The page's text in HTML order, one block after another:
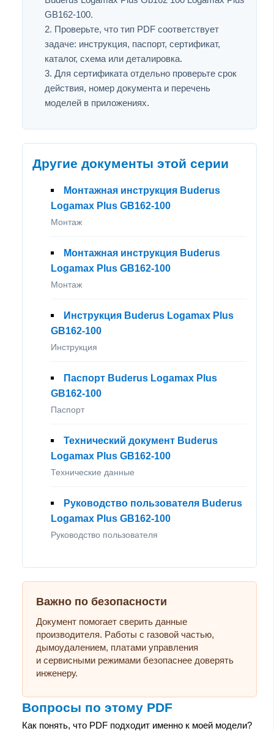
GB162-100.
Проверьте, что тип PDF соответствует
задаче: инструкция, паспорт, сертификат,
каталог, схема или деталировка.
Для сертификата отдельно проверьте срок
действия, номер документа и перечень
моделей в приложениях.
Другие документы этой серии
Монтажная инструкция Buderus
Logamax Plus GB162-100
Монтаж
Монтажная инструкция Buderus
Logamax Plus GB162-100
Монтаж
Инструкция Buderus Logamax Plus
GB162-100
Инструкция
Паспорт Buderus Logamax Plus
GB162-100
Паспорт
Технический документ Buderus
Logamax Plus GB162-100
Технические данные
Руководство пользователя Buderus
Logamax Plus GB162-100
Руководство пользователя
Важно по безопасности
Документ помогает сверить данные
производителя. Работы с газовой частью,
дымоудалением, платами управления
и сервисными режимами безопаснее доверять
инженеру.
Вопросы по этому PDF
Как понять, что PDF подходит именно к моей модели?